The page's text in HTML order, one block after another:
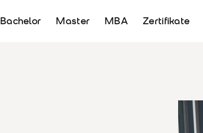
Bachelor Master MBA Zertifikate